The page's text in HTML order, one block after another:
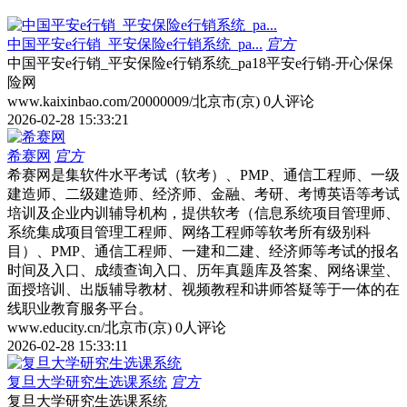
中国平安e行销_平安保险e行销系统_pa... 官方
中国平安e行销_平安保险e行销系统_pa18平安e行销-开心保保
险网
www.kaixinbao.com/20000009/北京市(京) 0人评论
2026-02-28 15:33:21
希赛网 官方
希赛网是集软件水平考试（软考）、PMP、通信工程师、一级
建造师、二级建造师、经济师、金融、考研、考博英语等考试
培训及企业内训辅导机构，提供软考（信息系统项目管理师、
系统集成项目管理工程师、网络工程师等软考所有级别科
目）、PMP、通信工程师、一建和二建、经济师等考试的报名
时间及入口、成绩查询入口、历年真题库及答案、网络课堂、
面授培训、出版辅导教材、视频教程和讲师答疑等于一体的在
线职业教育服务平台。
www.educity.cn/北京市(京) 0人评论
2026-02-28 15:33:11
复旦大学研究生选课系统 官方
复旦大学研究生选课系统